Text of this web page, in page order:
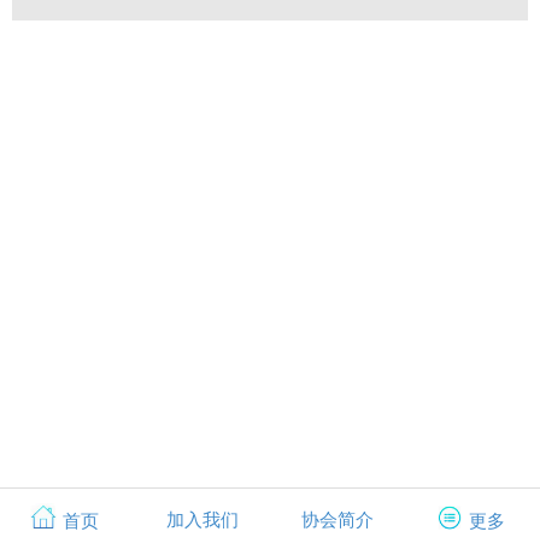
首页 加入我们 协会简介 更多